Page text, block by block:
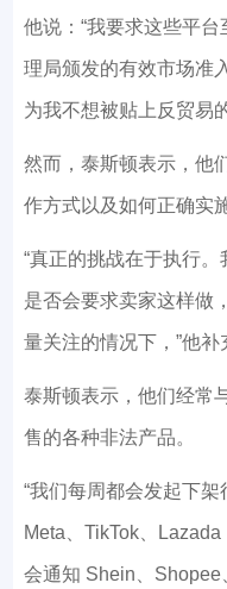
他说：“我要求这些平
理局颁发的有效市场准
为我不想被贴上反贸易
然而，泰斯顿表示，他
作方式以及如何正确实施
“真正的挑战在于执行
是否会要求卖家这样做
量关注的情况下，”他补
泰斯顿表示，他们经常
售的各种非法产品。
“我们每周都会发起下
Meta、TikTok、
会通知 Shein、Shopee